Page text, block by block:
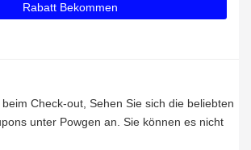
Rabatt Bekommen
Check-out, Sehen Sie sich die beliebten
unter Powgen an. Sie können es nicht